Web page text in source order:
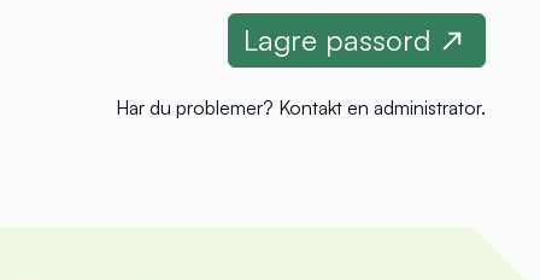
Har du problemer? Kontakt en administrator.